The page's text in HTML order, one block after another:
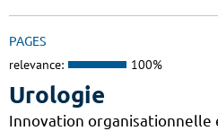
PAGES
relevance: 100%
Urologie
Innovation